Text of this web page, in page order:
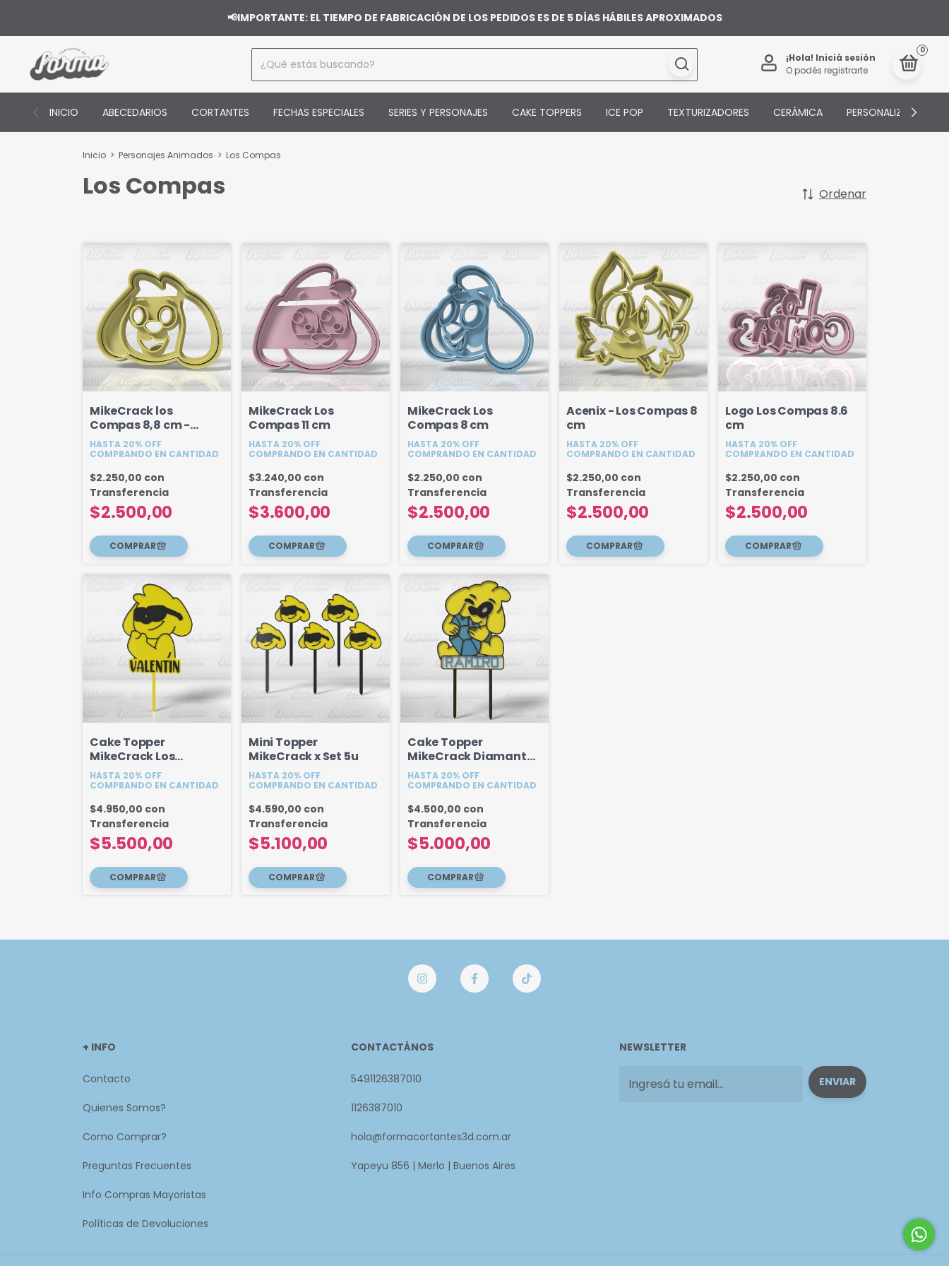
📢IMPORTANTE: EL TIEMPO DE FABRICACIÓN DE LOS PEDIDOS ES DE 5 DÍAS HÁBILES APROXIMADOS
¡Hola! Iniciá sesión
O podés registrarte
0
INICIO ABECEDARIOS CORTANTES FECHAS ESPECIALES SERIES Y PERSONAJES CAKE TOPPERS ICE POP TEXTURIZADORES CERÁMICA PERSONALIZADOS
Inicio > Personajes Animados > Los Compas
Los Compas Ordenar
MikeCrack los
Compas 8,8 cm -
Modelo 2
HASTA 20% OFF
COMPRANDO EN CANTIDAD
$2.500,00
$2.250,00 con
Transferencia
MikeCrack Los
Compas 11 cm
HASTA 20% OFF
COMPRANDO EN CANTIDAD
$3.600,00
$3.240,00 con
Transferencia
MikeCrack Los
Compas 8 cm
HASTA 20% OFF
COMPRANDO EN CANTIDAD
$2.500,00
$2.250,00 con
Transferencia
Acenix - Los Compas 8
cm
HASTA 20% OFF
COMPRANDO EN CANTIDAD
$2.500,00
$2.250,00 con
Transferencia
Logo Los Compas 8.6
cm
HASTA 20% OFF
COMPRANDO EN CANTIDAD
$2.500,00
$2.250,00 con
Transferencia
Cake Topper
MikeCrack Los
Compas 18 cm
Personalizado
HASTA 20% OFF
COMPRANDO EN CANTIDAD
$5.500,00
$4.950,00 con
Transferencia
Mini Topper
MikeCrack x Set 5u
HASTA 20% OFF
COMPRANDO EN CANTIDAD
$5.100,00
$4.590,00 con
Transferencia
Cake Topper
MikeCrack Diamante
18 cm
HASTA 20% OFF
COMPRANDO EN CANTIDAD
$5.000,00
$4.500,00 con
Transferencia
+ INFO
Contacto
Quienes Somos?
Como Comprar?
Preguntas Frecuentes
Info Compras Mayoristas
Políticas de Devoluciones
CONTACTÁNOS
5491126387010
1126387010
hola@formacortantes3d.com.ar
Yapeyu 856 | Merlo | Buenos Aires
NEWSLETTER